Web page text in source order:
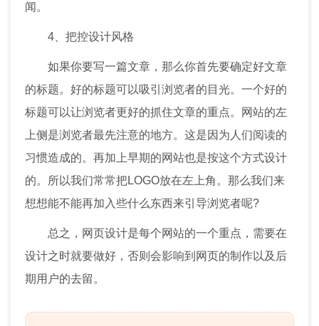
闻。
4、把控设计风格
如果你要写一篇文章，那么你首先要确定好文章
的标题。好的标题可以吸引浏览者的目光。一个好的
标题可以让浏览者更好的抓住文章的重点。网站的左
上侧是浏览者最先注意的地方。这是因为人们阅读的
习惯造成的。再加上早期的网站也是按这个方式设计
的。所以我们常常把LOGO放在左上角。那么我们来
想想能不能再加入些什么东西来引导浏览者呢?
总之，网页设计是每个网站的一个重点，需要在
设计之时就要做好，否则会影响到网页的制作以及后
期用户的去留。